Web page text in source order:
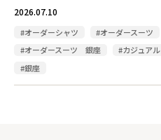
2026.07.10
#オーダーシャツ
#オーダースーツ
#オーダースーツ 銀座
#カジュアル
#銀座